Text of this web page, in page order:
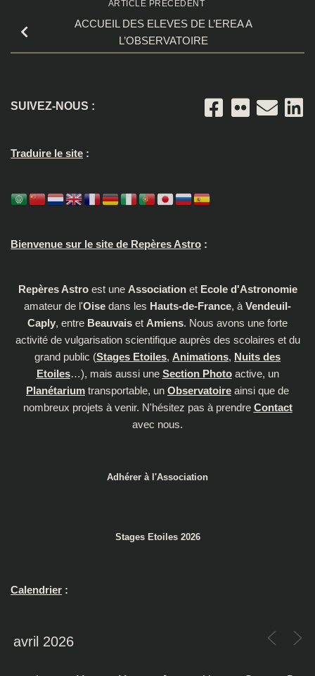
ARTICLE PRÉCÉDENT
ACCUEIL DES ELEVES DE L’EREA A
L’OBSERVATOIRE
SUIVEZ-NOUS :
Traduire le site :
Bienvenue sur le site de Repères Astro :
Repères Astroest une Associationet Ecole d'Astronomie
amateur de l'Oise dans les Hauts-de-France, àVendeuil-
Caply, entre Beauvais et Amiens. Nous avons une forte
activité de vulgarisation scientifique auprès des scolaires et du
grand public (Stages Etoiles, Animations, Nuits des
Etoiles…), mais aussi une Section Photoactive, un
Planétarium transportable, un Observatoire ainsi que de
nombreux projets à venir. N'hésitez pas à prendre Contact
avec nous.
Adhérer à l'Association
Stages Etoiles 2026
Calendrier :